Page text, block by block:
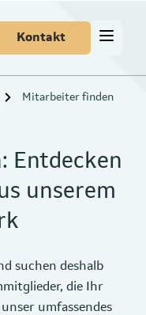
Kontakt
Mitarbeiter finden
Entdecken
unserem
suchen deshalb
die Ihr
umfassendes